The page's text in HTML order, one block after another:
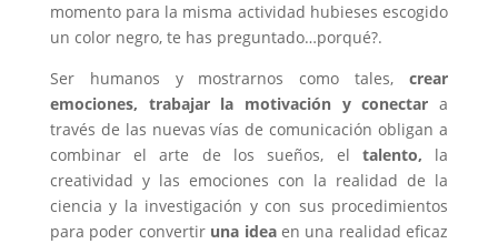
momento para la misma actividad hubieses escogido
un color negro, te has preguntado…porqué?.
Ser humanos y mostrarnos como tales,crear
emociones, trabajar la motivación y conectar a
través de las nuevas vías de comunicación obligan a
combinar el arte de los sueños, el talento, la
creatividad y las emociones con la realidad de la
ciencia y la investigación y con sus procedimientos
para poder convertiruna ideaen una realidad eficaz